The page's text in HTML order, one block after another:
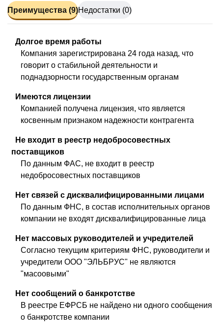
Преимущества (9)Недостатки (0)
Долгое время работы
Компания зарегистрирована 24 года назад, что
говорит о стабильной деятельности и
поднадзорности государственным органам
Имеются лицензии
Компанией получена лицензия, что является
косвенным признаком надежности контрагента
Не входит в реестр недобросовестных
поставщиков
По данным ФАС, не входит в реестр
недобросовестных поставщиков
Нет связей с дисквалифицированными лицами
По данным ФНС, в состав исполнительных органов
компании не входят дисквалифицированные лица
Нет массовых руководителей и учредителей
Согласно текущим критериям ФНС, руководители и
учредители ООО "ЭЛЬБРУС" не являются
"масоовыми"
Нет сообщений о банкротстве
В реестре ЕФРСБ не найдено ни одного сообщения
о банкротстве компании